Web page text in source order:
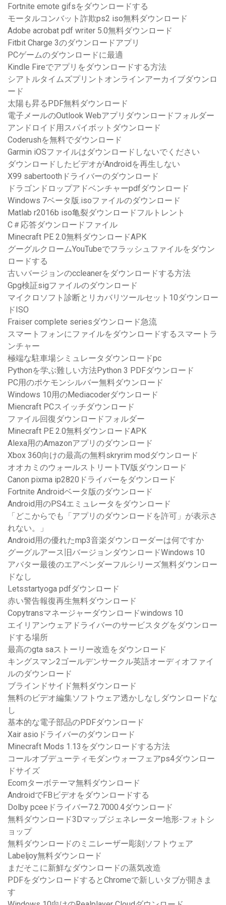
Fortnite emote gifsをダウンロードする
モータルコンバット詐欺ps2 iso無料ダウンロード
Adobe acrobat pdf writer 5.0無料ダウンロード
Fitbit Charge 3のダウンロードアプリ
PCゲームのダウンロードに最適
Kindle Fireでアプリをダウンロードする方法
シアトルタイムズプリントオンラインアーカイブダウンロ
ード
太陽も昇るPDF無料ダウンロード
電子メールのOutlook Webアプリダウンロードフォルダー
アンドロイド用スパイボットダウンロード
Coderushを無料でダウンロード
Garmin iOSファイルはダウンロードしないでください
ダウンロードしたビデオがAndroidを再生しない
X99 sabertoothドライバーのダウンロード
ドラゴンドロップアドベンチャーpdfダウンロード
Windows 7ベータ版.isoファイルのダウンロード
Matlab r2016b iso亀裂ダウンロードフルトレント
C＃応答ダウンロードファイル
Minecraft PE 2.0無料ダウンロードAPK
グーグルクロームYouTubeでフラッシュファイルをダウン
ロードする
古いバージョンのccleanerをダウンロードする方法
Gpg検証sigファイルのダウンロード
マイクロソフト診断とリカバリツールセット10ダウンロー
ドISO
Fraiser complete seriesダウンロード急流
スマートフォンにファイルをダウンロードするスマートラ
ンチャー
極端な駐車場シミュレータダウンロードpc
Pythonを学ぶ難しい方法Python 3 PDFダウンロード
PC用のポケモンシルバー無料ダウンロード
Windows 10用のMediacoderダウンロード
Miencraft PCスイッチダウンロード
ファイル回復ダウンロードフォルダー
Minecraft PE 2.0無料ダウンロードAPK
Alexa用のAmazonアプリのダウンロード
Xbox 360向けの最高の無料skryrim modダウンロード
オオカミのウォールストリートTV版ダウンロード
Canon pixma ip2820ドライバーをダウンロード
Fortnite Androidベータ版のダウンロード
Android用のPS4エミュレータをダウンロード
「どこからでも「アプリのダウンロードを許可」が表示さ
れない。」
Android用の優れたmp3音楽ダウンローダーは何ですか
グーグルアース旧バージョンダウンロードWindows 10
アバター最後のエアベンダーフルシリーズ無料ダウンロー
ドなし
Letsstartyoga pdfダウンロード
赤い警告報復再生無料ダウンロード
Copytransマネージャーダウンロードwindows 10
エイリアンウェアドライバーのサービスタグをダウンロー
ドする場所
最高のgta saストーリー改造をダウンロード
キングスマン2ゴールデンサークル英語オーディオファイ
ルのダウンロード
ブラインドサイド無料ダウンロード
無料のビデオ編集ソフトウェア透かしなしダウンロードな
し
基本的な電子部品のPDFダウンロード
Xair asioドライバーのダウンロード
Minecraft Mods 1.13をダウンロードする方法
コールオブデューティモダンウォーフェアps4ダウンロー
ドサイズ
Ecomターボテーマ無料ダウンロード
AndroidでFBビデオをダウンロードする
Dolby pceeドライバー7.2.7000.4ダウンロード
無料ダウンロード3Dマップジェネレーター地形-フォトシ
ョップ
無料ダウンロードのミニレーザー彫刻ソフトウェア
Labeljoy無料ダウンロード
まだそこに新鮮なダウンロードの蒸気改造
PDFをダウンロードするとChromeで新しいタブが開きま
す